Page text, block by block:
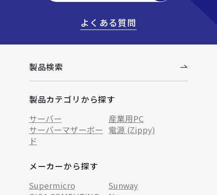
よくある質問
製品検索
製品カテゴリから探す
サーバー
産業用PC
サーバーマザーボー
ド
電源 (Zippy)
メーカーから探す
Supermicro
Sunway